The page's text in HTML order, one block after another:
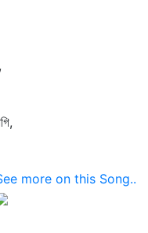
more on this Song..